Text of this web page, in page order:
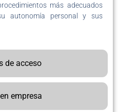
de acceso
empresa
más adecuados
autonomía personal y sus